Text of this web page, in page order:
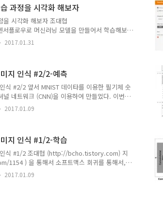
이 필요하다. 이번글에서는 학습에 필요한 데이
에 대한 개념에 대해서 알아보도록 한다. 피딩
에서 모델을 학습 시킬때, 학습 데이타를 모델
피딩 (feeding)이라는 방법을 사용한다. 메모리
과정을 시각화 해보자
을 시각화 해보자 조대협
로우로 머신러닝 모델을 만들어서 학습해보
진행되면서 어떻게 변화하는지 모니터링 하기
보통 콘솔에 텍스트로 loss 값이나, accuracy 값
는지를 보여주는 그래프이다.가로축은 학습 횟
나타낸다. 잘 보면 두개의 그래프가 그려져 있
는 첫번째 학습, 2nd 는 두번째 학습에서 추출
2017.01.31
지 인식 #2/2-예측
식 #2/2 앞서 MNIST 데이타를 이용한 필기체 숫
널 네트워크 (CNN)을 이용하여 만들었다. 이번에
자 이미지를 인식하는 코드를 만들어 보자 조금
파이썬 주피터 노트북내에서 HTML 을 이용하여
서 작성할때, 모델을 학습 시키는 코드
와 별도의 새노트북에서 구현을 하도록 한다.
nump..
2017.01.09
지 인식 #1/2-학습
인식 #1/2 조대협 (http://bcho.tistory.com) 지
) 을 통해서 소프트맥스 회귀를 통해서,
학습 시켜 봤다.이번글에서는 소프트맥스보다
워크를 이용해서 숫자 이미지를 인식하는 모델을
2017.01.09